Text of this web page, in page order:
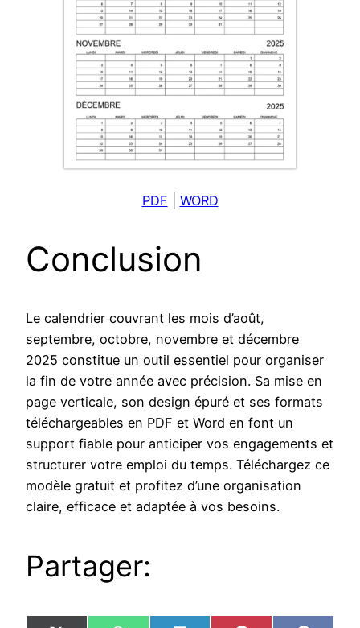
PDF WORD
Conclusion
Le calendrier couvrant les mois d’août,
septembre, octobre, novembre et décembre
2025 constitue un outil essentiel pour organiser
la fin de votre année avec précision. Sa mise en
page verticale, son design épuré et ses formats
téléchargeables en PDF et Word en font un
support fiable pour anticiper vos engagements et
structurer votre emploi du temps. Téléchargez ce
modèle gratuit et profitez d’une organisation
claire, efficace et adaptée à vos besoins.
Partager: